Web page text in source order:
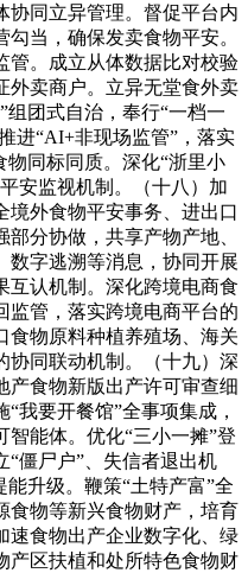
协同立异管理。督促平台内
当，确保发卖食物平安。
管。成立从体数据比对校验
外卖商户。立异无堂食外卖
组团式自治，奉行“一档一
进“AI+非现场监管”，落实
物同标同质。深化“浙里小
安监视机制。（十八）加
境外食物平安事务、进出口
分协做，共享产物产地、
数字逃溯等消息，协同开展
互认机制。深化跨境电商食
监管，落实跨境电商平台的
食物原料种植养殖场、海关
协同联动机制。（十九）深
产食物新版出产许可审查细
我要开餐馆”全事项集成，
能体。优化“三小一摊”登
“僵尸户”、失信者退出机
升级。鞭策“土特产富”全
食物等新兴食物财产，培育
速食物出产企业数字化、绿
产区扶植和处所特色食物财